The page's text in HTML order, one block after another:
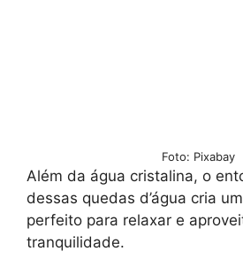
Foto: Pixabay
Além da água cristalina, o
dessas quedas d’água cria
perfeito para relaxar e
tranquilidade.